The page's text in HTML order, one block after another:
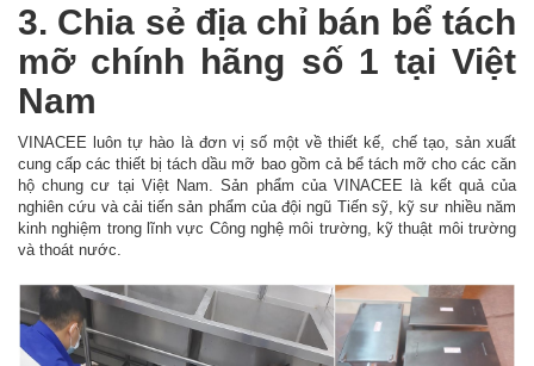
3. Chia sẻ địa chỉ bán bể tách
mỡ chính hãng số 1 tại Việt
Nam
VINACEE luôn tự hào là đơn vị số một về thiết kế, chế tạo, sản xuất
cung cấp các thiết bị tách dầu mỡ bao gồm cả bể tách mỡ cho các căn
hộ chung cư tại Việt Nam. Sản phẩm của VINACEE là kết quả của
nghiên cứu và cải tiến sản phẩm của đội ngũ Tiến sỹ, kỹ sư nhiều năm
kinh nghiệm trong lĩnh vực Công nghệ môi trường, kỹ thuật môi trường
và thoát nước.